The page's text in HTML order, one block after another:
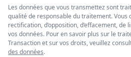
Les données que vous transmettez sont
qualité de responsable du traitement. Vous
rectification, d’opposition, d’effacement,
vos données. Pour en savoir plus sur le
Transaction et sur vos droits, veuillez
des données.